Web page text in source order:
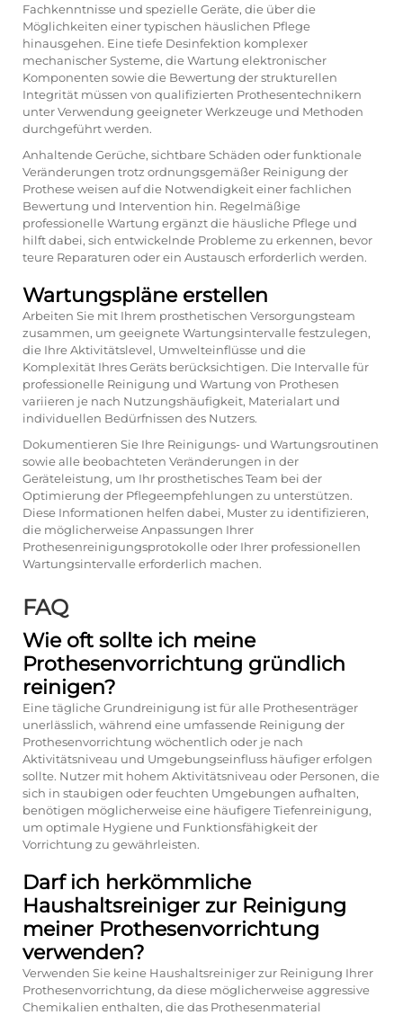
Fachkenntnisse und spezielle Geräte, die über die
Möglichkeiten einer typischen häuslichen Pflege
hinausgehen. Eine tiefe Desinfektion komplexer
mechanischer Systeme, die Wartung elektronischer
Komponenten sowie die Bewertung der strukturellen
Integrität müssen von qualifizierten Prothesentechnikern
unter Verwendung geeigneter Werkzeuge und Methoden
durchgeführt werden.
Anhaltende Gerüche, sichtbare Schäden oder funktionale
Veränderungen trotz ordnungsgemäßer Reinigung der
Prothese weisen auf die Notwendigkeit einer fachlichen
Bewertung und Intervention hin. Regelmäßige
professionelle Wartung ergänzt die häusliche Pflege und
hilft dabei, sich entwickelnde Probleme zu erkennen, bevor
teure Reparaturen oder ein Austausch erforderlich werden.
Wartungspläne erstellen
Arbeiten Sie mit Ihrem prosthetischen Versorgungsteam
zusammen, um geeignete Wartungsintervalle festzulegen,
die Ihre Aktivitätslevel, Umwelteinflüsse und die
Komplexität Ihres Geräts berücksichtigen. Die Intervalle für
professionelle Reinigung und Wartung von Prothesen
variieren je nach Nutzungshäufigkeit, Materialart und
individuellen Bedürfnissen des Nutzers.
Dokumentieren Sie Ihre Reinigungs- und Wartungsroutinen
sowie alle beobachteten Veränderungen in der
Geräteleistung, um Ihr prosthetisches Team bei der
Optimierung der Pflegeempfehlungen zu unterstützen.
Diese Informationen helfen dabei, Muster zu identifizieren,
die möglicherweise Anpassungen Ihrer
Prothesenreinigungsprotokolle oder Ihrer professionellen
Wartungsintervalle erforderlich machen.
FAQ
Wie oft sollte ich meine
Prothesenvorrichtung gründlich
reinigen?
Eine tägliche Grundreinigung ist für alle Prothesenträger
unerlässlich, während eine umfassende Reinigung der
Prothesenvorrichtung wöchentlich oder je nach
Aktivitätsniveau und Umgebungseinfluss häufiger erfolgen
sollte. Nutzer mit hohem Aktivitätsniveau oder Personen, die
sich in staubigen oder feuchten Umgebungen aufhalten,
benötigen möglicherweise eine häufigere Tiefenreinigung,
um optimale Hygiene und Funktionsfähigkeit der
Vorrichtung zu gewährleisten.
Darf ich herkömmliche
Haushaltsreiniger zur Reinigung
meiner Prothesenvorrichtung
verwenden?
Verwenden Sie keine Haushaltsreiniger zur Reinigung Ihrer
Prothesenvorrichtung, da diese möglicherweise aggressive
Chemikalien enthalten, die das Prothesenmaterial